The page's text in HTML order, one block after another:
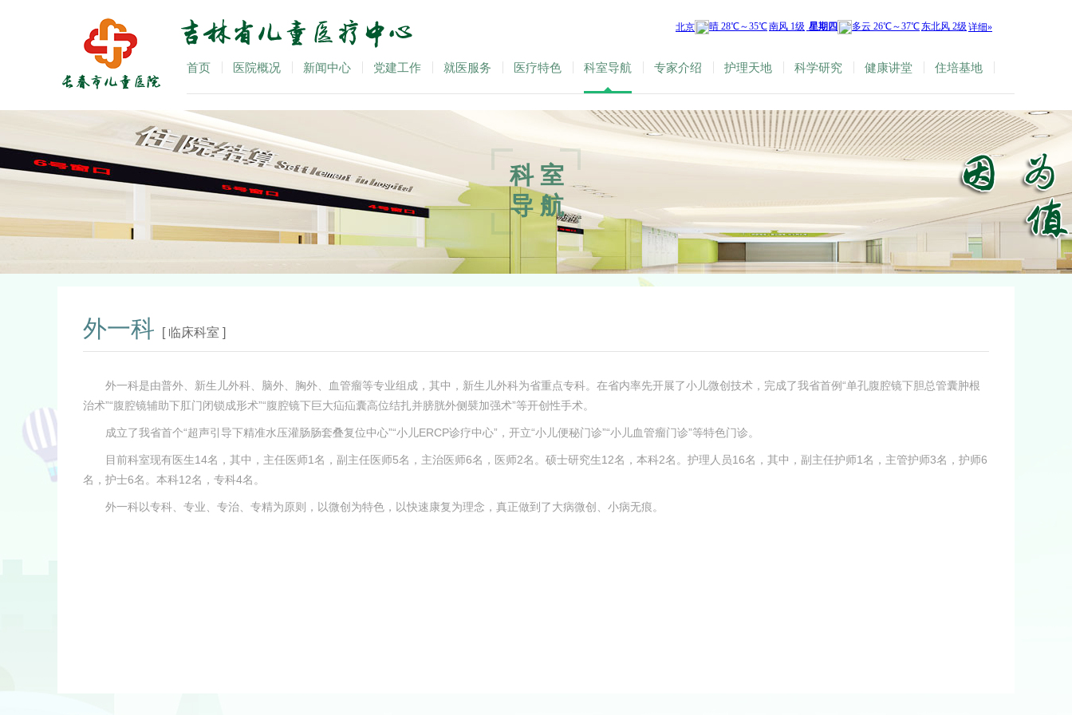
首页 医院概况 新闻中心 党建工作 就医服务 医疗特色 科室导航 专家介绍 护理天地 科学研究 健康讲堂 住培基地
科室
导航
外一科 [ 临床科室 ]
外一科是由普外、新生儿外科、脑外、胸外、血管瘤等专业组成，其中，新生儿外科为省重点专科。在省内率先开展了小儿微创技术，完成了我省首例“单孔腹腔镜下胆总管囊肿根
治术”“腹腔镜辅助下肛门闭锁成形术”“腹腔镜下巨大疝疝囊高位结扎并膀胱外侧襞加强术”等开创性手术。
成立了我省首个“超声引导下精准水压灌肠肠套叠复位中心”“小儿ERCP诊疗中心”，开立“小儿便秘门诊”“小儿血管瘤门诊”等特色门诊。
目前科室现有医生14名，其中，主任医师1名，副主任医师5名，主治医师6名，医师2名。硕士研究生12名，本科2名。护理人员16名，其中，副主任护师1名，主管护师3名，护师6
名，护士6名。本科12名，专科4名。
外一科以专科、专业、专治、专精为原则，以微创为特色，以快速康复为理念，真正做到了大病微创、小病无痕。